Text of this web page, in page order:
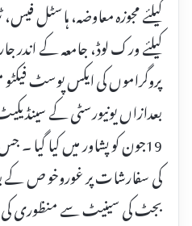
کیلئے مجوزہ معاوضہ، ہاسٹل
کیلئے ورک لوڈ، جامعہ کے اندر
پروگراموں کی ایکس پوسٹ
بعدازاں یونیورسٹی کے
19جون کو پشاور میں کیا گیا ۔
کی سفارشات پر غوروخو ص کے
بجٹ کی سینیٹ سے منظوری